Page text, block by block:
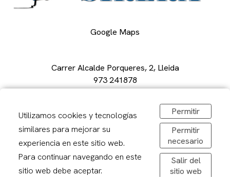
Google Maps
Carrer Alcalde Porqueres, 2, Lleida
973 241878
De dilluns a divendres: 08,30-20,00h
Dissabtes: 09:00 – 13:00
Utilizamos cookies y tecnologías
similares para mejorar su
experiencia en este sitio web.
Para continuar navegando en este
sitio web debe aceptar.
Permitir
Permitir
necesario
Salir del
sitio web